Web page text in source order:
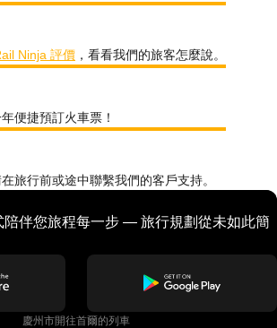
Ninja 評價 ，看看我們的旅客怎麼說。
便捷預訂火車票！
旅行前或途中聯繫我們的客戶支持。
陪伴您旅程每一步 — 旅行規劃從未如此簡
慶州市開往首爾的列車